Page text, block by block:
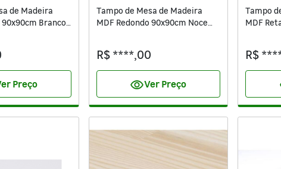
de Madeira
90x90cm Branco
Preço
Tampo de Mesa de Madeira
MDF Redondo 90x90cm Noce
R$ ****,00
visibilityVer Preço
Tampo
MDF
R$